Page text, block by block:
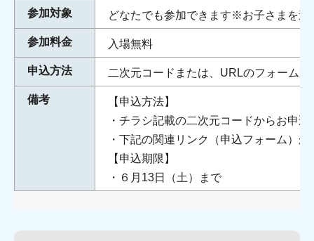
参加対象 どなたでも参加できます※お子さまを連
参加料金 入場無料
申込方法 二次元コードまたは、URLのフォーム
備考
【申込方法】
・チラシ記載の二次元コードからお申
・下記の関連リンク（申込フォーム）
【申込期限】
・６月13日（土）まで